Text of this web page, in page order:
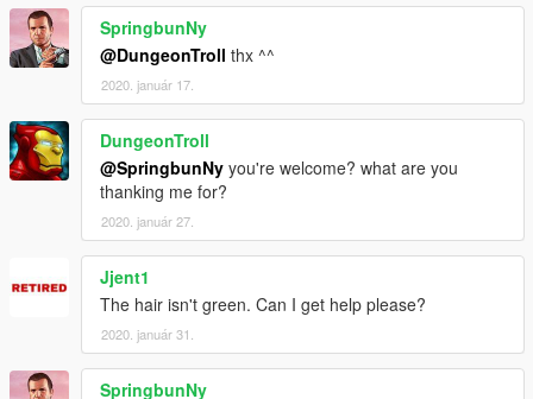
SpringbunNy
@DungeonTroll thx ^^
2020. január 17.
DungeonTroll
@SpringbunNy you're welcome? what are you
thanking me for?
2020. január 27.
Jjent1
The hair isn't green. Can I get help please?
2020. január 31.
SpringbunNy